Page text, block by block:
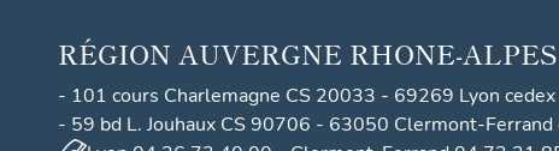
RÉGION AUVERGNE RHONE-ALPES
- 101 cours Charlemagne CS 20033 - 69269 Lyon
- 59 bd L. Jouhaux CS 90706 - 63050 Clermont-Ferrand